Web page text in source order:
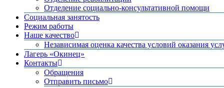
Отделение социально-консультативной помощи
Социальная занятость
Режим работы
Наше качество
Независимая оценка качества условий оказания
Лагерь «Окинец»
Контакты
Обращения
Отправить письмо